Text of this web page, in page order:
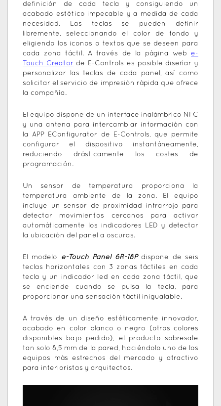
definición de cada tecla y consiguiendo un
acabado estético impecable y a medida de cada
necesidad. Las teclas se pueden definir
libremente, seleccionando el color de fondo y
eligiendo los iconos o textos que se deseen para
cada zona táctil. A través de la página web e-
Touch Creator de E-Controls es posible diseñar y
personalizar las teclas de cada panel, así como
solicitar el servicio de impresión rápida que ofrece
la compañía.
El equipo dispone de un interface inalámbrico NFC
y una antena para intercambiar información con
la APP EConfigurator de E-Controls, que permite
configurar el dispositivo instantáneamente,
reduciendo drásticamente los costes de
programación.
Un sensor de temperatura proporciona la
temperatura ambiente de la zona. El equipo
incluye un sensor de proximidad infrarrojo para
detectar movimientos cercanos para activar
automáticamente los indicadores LED y detectar
la ubicación del panel a oscuras.
El modelo e-Touch Panel 6R-18Pdispone de seis
teclas horizontales con 3 zonas táctiles en cada
tecla y un indicador led en cada zona táctil, que
se enciende cuando se pulsa la tecla, para
proporcionar una sensación táctil inigualable.
A través de un diseño estéticamente innovador,
acabado en color blanco o negro (otros colores
disponibles bajo pedido), el producto sobresale
tan solo 8,5 mm de la pared, haciéndolo uno de los
equipos más estrechos del mercado y atractivo
para interioristas y arquitectos.